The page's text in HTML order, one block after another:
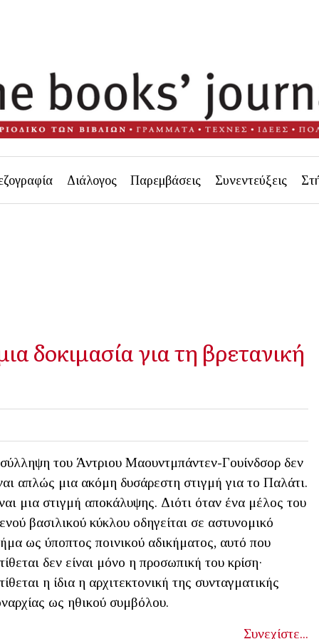
Διάλογος Παρεμβάσεις Συνεντεύξεις
δοκιμασία για τη βρετανική
του Άντριου Μαουντμπάντεν-Γουίνδσορ δεν
απλώς μια ακόμη δυσάρεστη στιγμή για το Παλάτι.
μια στιγμή αποκάλυψης. Διότι όταν ένα μέλος του
βασιλικού κύκλου οδηγείται σε αστυνομικό
ως ύποπτος ποινικού αδικήματος, αυτό που
δεν είναι μόνο η προσωπική του κρίση·
η ίδια η αρχιτεκτονική της συνταγματικής
ως ηθικού συμβόλου.
Συνεχίστε...